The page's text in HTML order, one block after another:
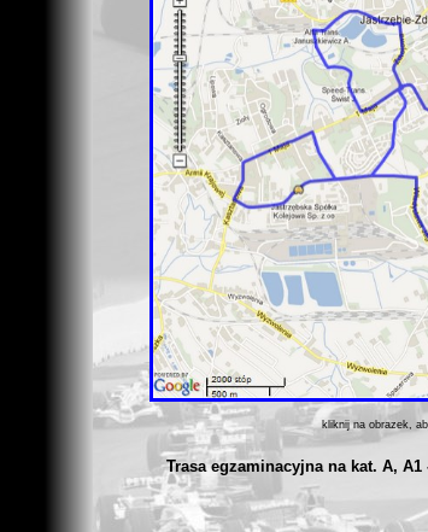
kliknij na obrazek,
Trasa egzaminacyjna na kat. A,